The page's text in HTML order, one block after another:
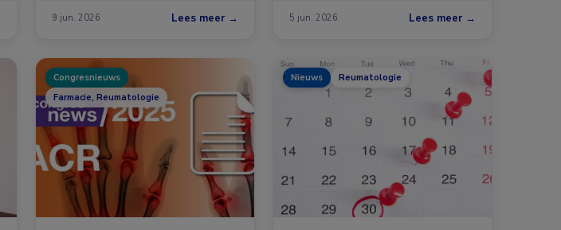
9 jun. 2026 Lees meer → 5 jun. 2026 Lees meer →
Congresnieuws
Farmacie, Reumatologie
Nieuws Reumatologie